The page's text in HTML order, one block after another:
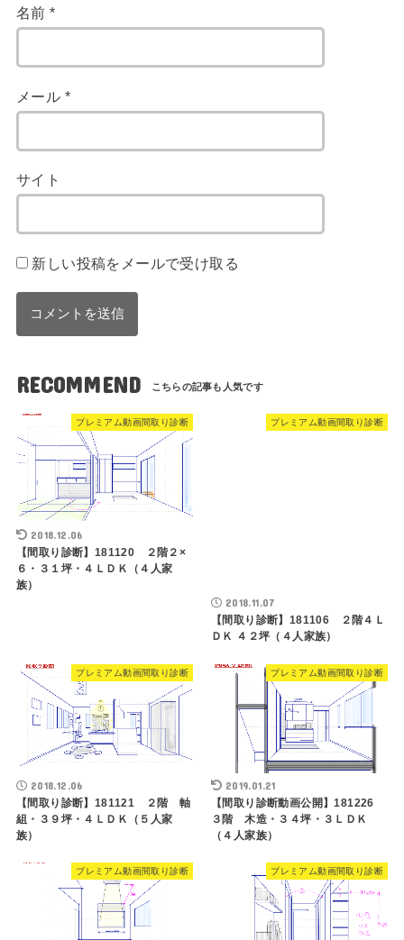
名前*
メール *
サイト
新しい投稿をメールで受け取る
RECOMMEND
プレミアム動画間取り診断
2018.12.06
【間取り診断】181120 ２階２×
６・３１坪・４ＬＤＫ（４人家
族）
プレミアム動画間取り診断
2018.12.06
【間取り診断】181121 ２階 軸
組・３９坪・４ＬＤＫ（５人家
族）
プレミアム動画間取り診断
2019.01.21
【間取り診断動画公開】181226
３階 木造・３４坪・３ＬＤＫ
（４人家族）
プレミアム動画間取り診断 プレミアム動画間取り診断
2019.01.15